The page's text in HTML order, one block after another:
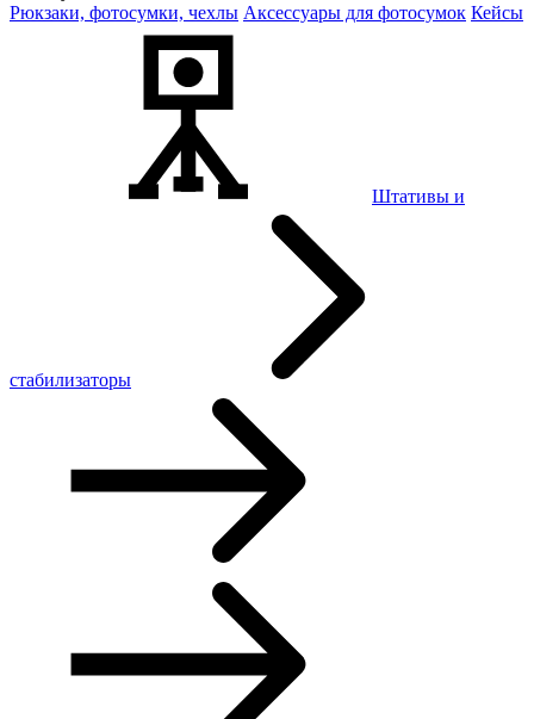
Рюкзаки, фотосумки, чехлы Аксессуары для фотосумок Кейсы
Штативы и
стабилизаторы